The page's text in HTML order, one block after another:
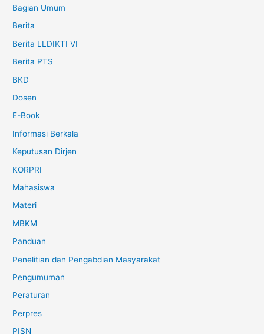
Bagian Umum
Berita
Berita LLDIKTI VI
Berita PTS
BKD
Dosen
E-Book
Informasi Berkala
Keputusan Dirjen
KORPRI
Mahasiswa
Materi
MBKM
Panduan
Penelitian dan Pengabdian Masyarakat
Pengumuman
Peraturan
Perpres
PISN